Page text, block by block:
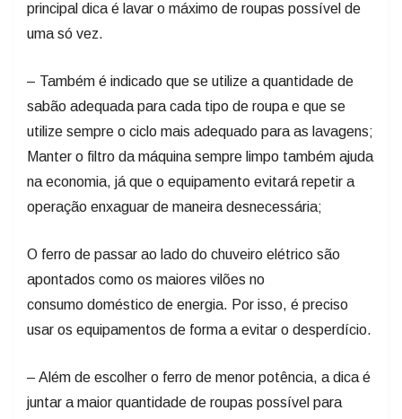
principal dica é lavar o máximo de roupas possível de
uma só vez.
– Também é indicado que se utilize a quantidade de
sabão adequada para cada tipo de roupa e que se
utilize sempre o ciclo mais adequado para as lavagens;
Manter o filtro da máquina sempre limpo também ajuda
na economia, já que o equipamento evitará repetir a
operação enxaguar de maneira desnecessária;
O ferro de passar ao lado do chuveiro elétrico são
apontados como os maiores vilões no
consumo doméstico de energia. Por isso, é preciso
usar os equipamentos de forma a evitar o desperdício.
– Além de escolher o ferro de menor potência, a dica é
juntar a maior quantidade de roupas possível para